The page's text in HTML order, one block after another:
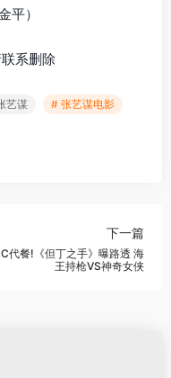
平）
系删除
艺谋 # 张艺谋电影
下一篇
代餐!《但丁之手》曝路透 海
王持枪VS神奇女侠